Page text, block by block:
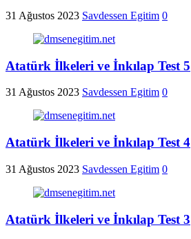
31 Ağustos 2023 Savdessen Egitim 0
Atatürk İlkeleri ve İnkılap Test 5
31 Ağustos 2023 Savdessen Egitim 0
Atatürk İlkeleri ve İnkılap Test 4
31 Ağustos 2023 Savdessen Egitim 0
Atatürk İlkeleri ve İnkılap Test 3